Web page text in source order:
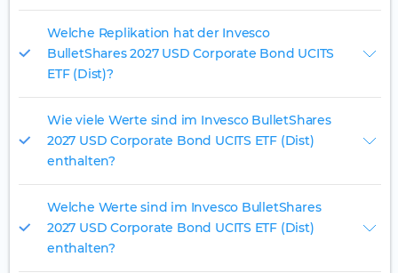
Welche Replikation hat der Invesco
BulletShares 2027 USD Corporate Bond UCITS
ETF (Dist)?
Wie viele Werte sind im Invesco BulletShares
2027 USD Corporate Bond UCITS ETF (Dist)
enthalten?
Welche Werte sind im Invesco BulletShares
2027 USD Corporate Bond UCITS ETF (Dist)
enthalten?